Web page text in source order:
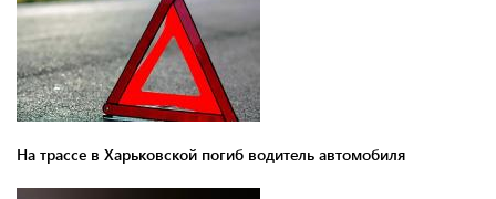
На трассе в Харьковской погиб водитель автомобиля